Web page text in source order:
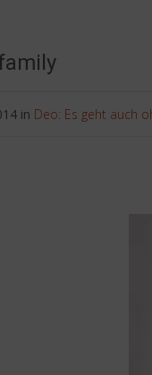
in Deo: Es geht auch